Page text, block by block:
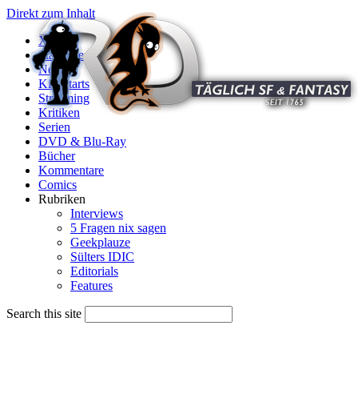
Direkt zum Inhalt
X
Startseite
News
Kinostarts
Streaming
Kritiken
Serien
DVD & Blu-Ray
Bücher
Kommentare
Comics
Rubriken
Interviews
5 Fragen nix sagen
Geekplauze
Sülters IDIC
Editorials
Features
Search this site